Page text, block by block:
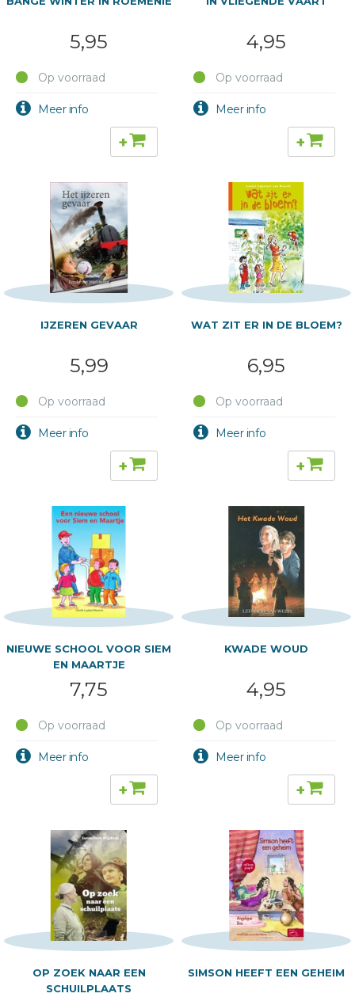
5,95
Op voorraad
+
4,95
Op voorraad
+
IJZEREN GEVAAR
5,99
Op voorraad
+
WAT ZIT ER IN DE BLOEM?
6,95
Op voorraad
+
NIEUWE SCHOOL VOOR SIEM
EN MAARTJE
7,75
Op voorraad
+
KWADE WOUD
4,95
Op voorraad
+
OP ZOEK NAAR EEN
SCHUILPLAATS
SIMSON HEEFT EEN GEHEIM